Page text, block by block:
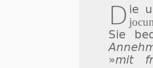
D ie
Sie
»mit